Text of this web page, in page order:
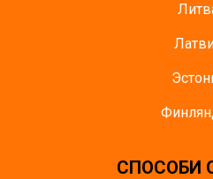
СПОСОБИ